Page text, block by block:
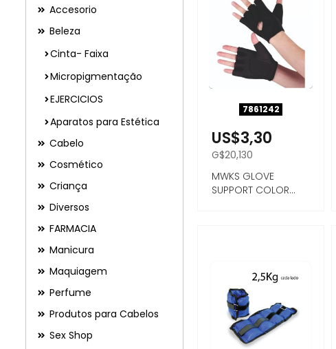
Accesorio
Beleza
Cinta- Faixa
Micropigmentação
EJERCICIOS
Aparatos para Estética
Cabelo
Cosmético
Criança
Diversos
FARMACIA
Manicura
Maquiagem
Perfume
Produtos para Cabelos
Sex Shop
7861242
US$3,30
G$20,130
MWKS GLOVE
SUPPORT COLOR